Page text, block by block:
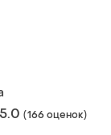
5.0 (166 оценок)